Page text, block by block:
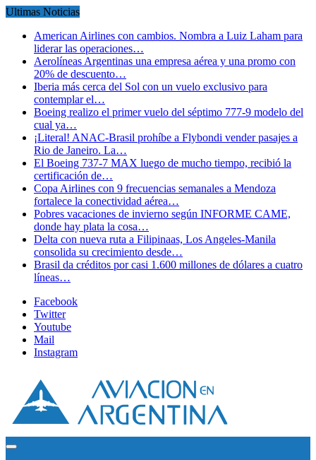
Ultimas Noticias
American Airlines con cambios. Nombra a Luiz Laham para
liderar las operaciones…
Aerolíneas Argentinas una empresa aérea y una promo con
20% de descuento…
Iberia más cerca del Sol con un vuelo exclusivo para
contemplar el…
Boeing realizo el primer vuelo del séptimo 777-9 modelo del
cual ya…
¡Literal! ANAC-Brasil prohíbe a Flybondi vender pasajes a
Rio de Janeiro. La…
El Boeing 737-7 MAX luego de mucho tiempo, recibió la
certificación de…
Copa Airlines con 9 frecuencias semanales a Mendoza
fortalece la conectividad aérea…
Pobres vacaciones de invierno según INFORME CAME,
donde hay plata la cosa…
Delta con nueva ruta a Filipinaas, Los Angeles-Manila
consolida su crecimiento desde…
Brasil da créditos por casi 1.600 millones de dólares a cuatro
líneas…
Facebook
Twitter
Youtube
Mail
Instagram